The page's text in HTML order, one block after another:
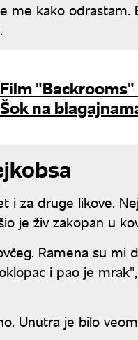
me kako odrastam.
Film
Šok na
i za druge likove.
je živ zakopan u
Ramena su mi
i pao je
Unutra je bilo